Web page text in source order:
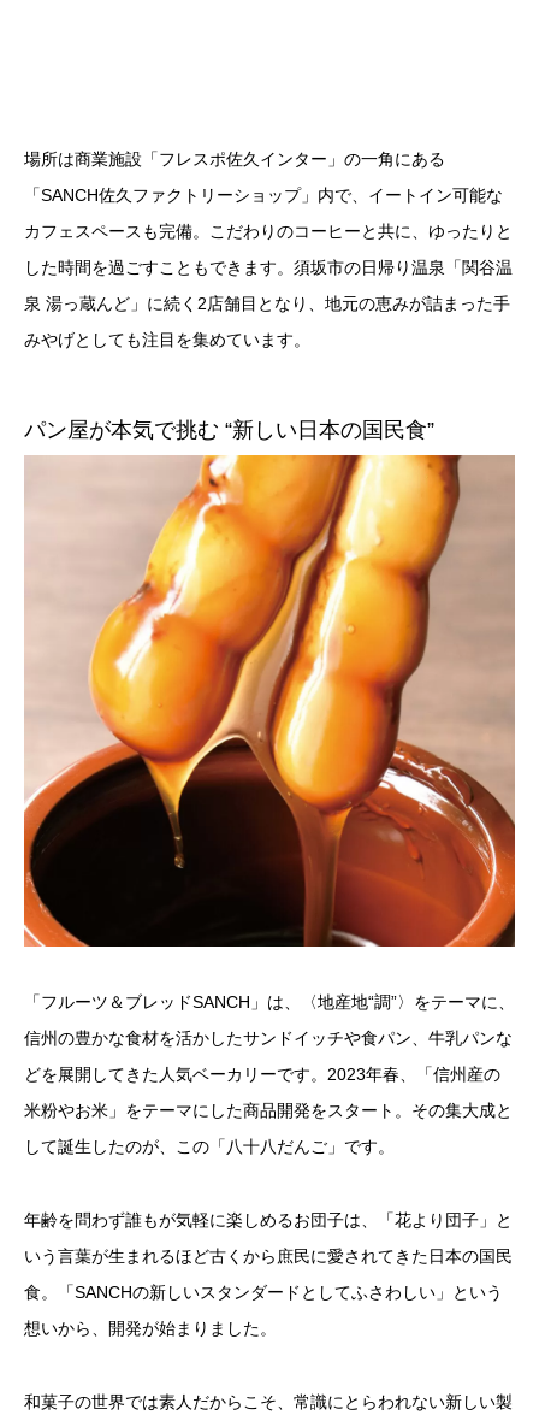
場所は商業施設「フレスポ佐久インター」の一角にある
「SANCH佐久ファクトリーショップ」内で、イートイン可能な
カフェスペースも完備。こだわりのコーヒーと共に、ゆったりと
した時間を過ごすこともできます。須坂市の日帰り温泉「関谷温
泉 湯っ蔵んど」に続く2店舗目となり、地元の恵みが詰まった手
みやげとしても注目を集めています。
パン屋が本気で挑む “新しい日本の国民食”
「フルーツ＆ブレッドSANCH」は、〈地産地“調”〉をテーマに、
信州の豊かな食材を活かしたサンドイッチや食パン、牛乳パンな
どを展開してきた人気ベーカリーです。2023年春、「信州産の
米粉やお米」をテーマにした商品開発をスタート。その集大成と
して誕生したのが、この「八十八だんご」です。
年齢を問わず誰もが気軽に楽しめるお団子は、「花より団子」と
いう言葉が生まれるほど古くから庶民に愛されてきた日本の国民
食。「SANCHの新しいスタンダードとしてふさわしい」という
想いから、開発が始まりました。
和菓子の世界では素人だからこそ、常識にとらわれない新しい製